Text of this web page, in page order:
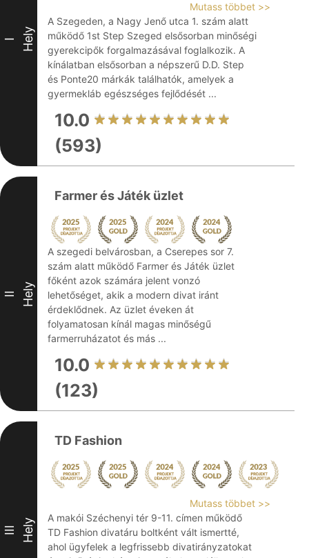
I Hely
Mutass többet >>
A Szegeden, a Nagy Jenő utca 1. szám alatt
működő 1st Step Szeged elsősorban minőségi
gyerekcipők forgalmazásával foglalkozik. A
kínálatban elsősorban a népszerű D.D. Step
és Ponte20 márkák találhatók, amelyek a
gyermekláb egészséges fejlődését ...
10.0
(593)
II Hely
Farmer és Játék üzlet
A szegedi belvárosban, a Cserepes sor 7.
szám alatt működő Farmer és Játék üzlet
főként azok számára jelent vonzó
lehetőséget, akik a modern divat iránt
érdeklődnek. Az üzlet éveken át
folyamatosan kínál magas minőségű
farmerruházatot és más ...
10.0
(123)
III Hely
TD Fashion
Mutass többet >>
A makói Széchenyi tér 9-11. címen működő
TD Fashion divatáru boltként vált ismertté,
ahol ügyfelek a legfrissebb divatirányzatokat